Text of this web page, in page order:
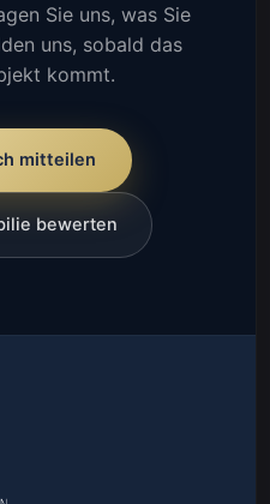
Sie uns, was Sie
uns, sobald das
kommt.
mitteilen
bewerten